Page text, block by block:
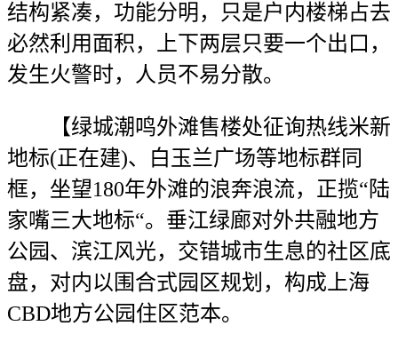
结构紧凑，功能分明，只是户内楼梯占去
必然利用面积，上下两层只要一个出口，
发生火警时，人员不易分散。
【绿城潮鸣外滩售楼处征询热线米新
地标(正在建)、白玉兰广场等地标群同
框，坐望180年外滩的浪奔浪流，正揽“陆
家嘴三大地标“。垂江绿廊对外共融地方
公园、滨江风光，交错城市生息的社区底
盘，对内以围合式园区规划，构成上海
CBD地方公园住区范本。